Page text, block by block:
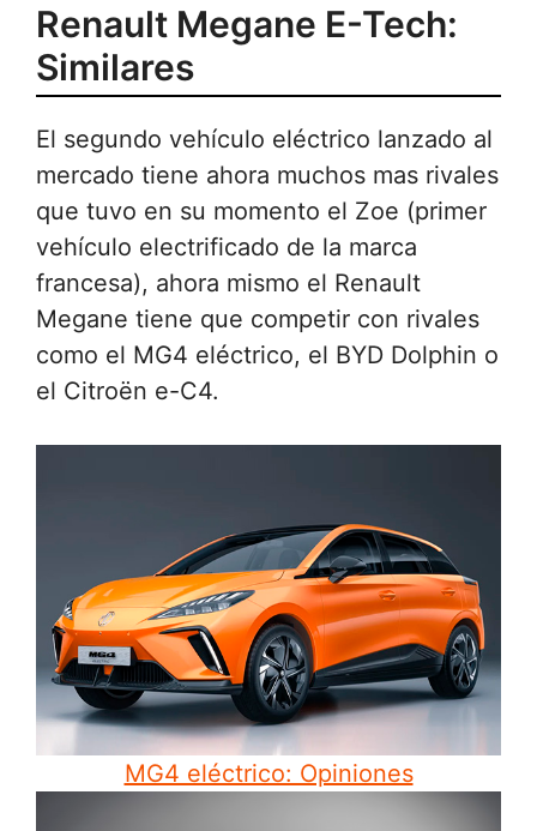
Renault Megane E-Tech:
Similares
El segundo vehículo eléctrico lanzado al
mercado tiene ahora muchos mas rivales
que tuvo en su momento el Zoe (primer
vehículo electrificado de la marca
francesa), ahora mismo el Renault
Megane tiene que competir con rivales
como el MG4 eléctrico, el BYD Dolphin o
el Citroën e-C4.
MG4 eléctrico: Opiniones